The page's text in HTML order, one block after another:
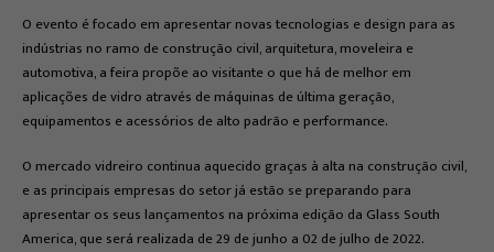
O evento é focado em apresentar novas tecnologias e design para as
indústrias no ramo de construção civil, arquitetura, moveleira e
automotiva, a feira propõe ao visitante o que há de melhor em
aplicações de vidro através de máquinas de última geração,
equipamentos e acessórios de alto padrão e performance.
O mercado vidreiro continua aquecido graças à alta na construção civil,
e as principais empresas do setor já estão se preparando para
apresentar os seus lançamentos na próxima edição da Glass South
America, que será realizada de 29 de junho a 02 de julho de 2022.